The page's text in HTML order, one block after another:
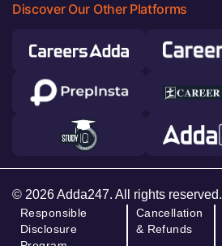
Discover Our Other Platforms
© 2026 Adda247. All rights reserved.
Responsible
Disclosure
Cancellation
& Refunds